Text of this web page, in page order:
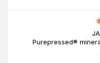
Purepressed®